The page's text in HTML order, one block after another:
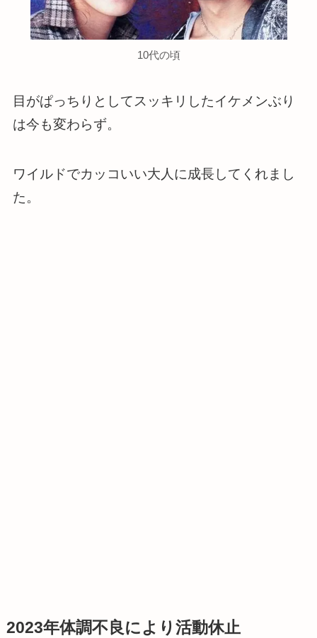
10代の頃
目がぱっちりとしてスッキリしたイケメンぶり
は今も変わらず。
ワイルドでカッコいい大人に成長してくれまし
た。
2023年体調不良により活動休止